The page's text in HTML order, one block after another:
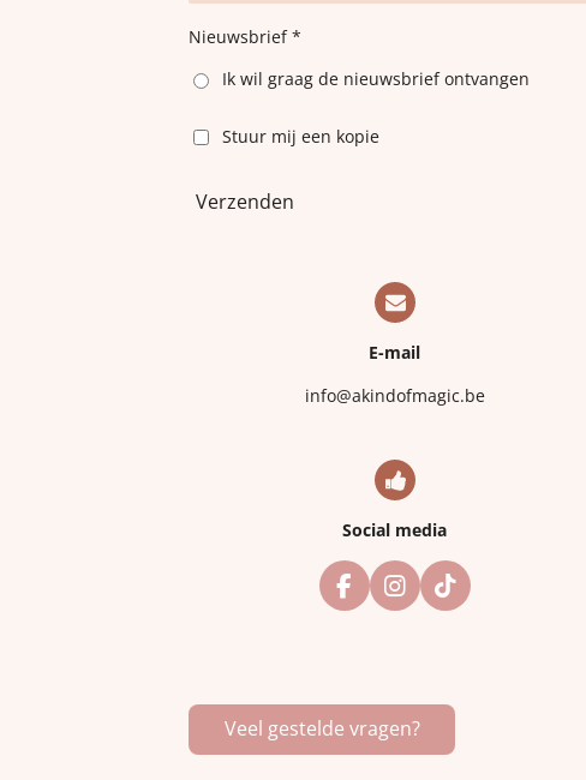
Nieuwsbrief *
Ik wil graag de nieuwsbrief ontvangen
Stuur mij een kopie
Verzenden
E-mail
info@akindofmagic.be
Social media
F
a
o
o
k
I
n
g
r
a
T
i
k
Veel gestelde vragen?